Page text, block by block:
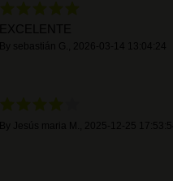
EXCELENTE
sebastián G. 2026-03-14 13:04:24
Jesús maria M. 2025-12-25 17:53:54